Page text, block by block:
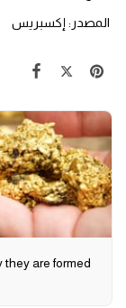
المصدر: إكسبريس
they are formed